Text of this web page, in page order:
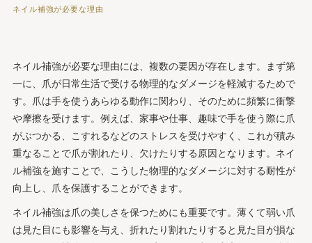
ネイル補強が必要な理由
ネイル補強が必要な理由には、複数の要因が存在します。まず第
一に、爪が日常生活で受ける物理的なダメージを軽減するためで
す。爪は手を使うあらゆる動作に関わり、そのために頻繁に衝撃
や摩擦を受けます。例えば、家事や仕事、趣味で手を使う際に爪
がぶつかる、こすれるなどのストレスを受けやすく、これが積み
重なることで爪が割れたり、欠けたりする原因となります。ネイ
ル補強を施すことで、こうした物理的なダメージに対する耐性が
向上し、爪を保護することができます。
ネイル補強は爪の美しさを保つためにも重要です。薄くて弱い爪
は見た目にも影響を与え、折れたり割れたりすると見た目が損な